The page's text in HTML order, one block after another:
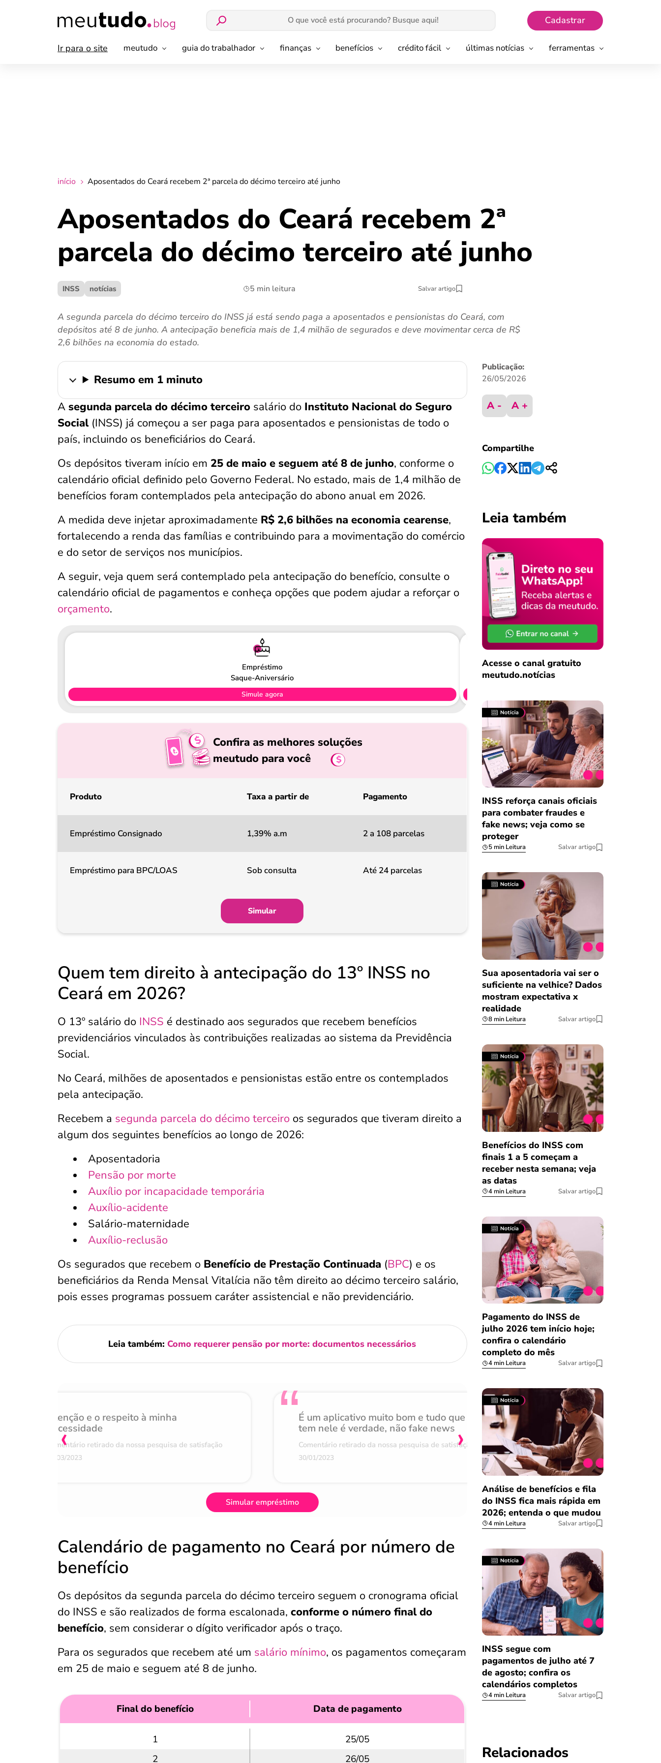
Cadastrar
Ir para o site meutudo guia do trabalhador finanças benefícios crédito fácil últimas notícias ferramentas
início Aposentados do Ceará recebem 2ª parcela do décimo terceiro até junho
Aposentados do Ceará recebem 2ª
parcela do décimo terceiro até junho
INSS notícias 5 min leitura Salvar artigo
A segunda parcela do décimo terceiro do INSS já está sendo paga a aposentados e pensionistas do Ceará, com
depósitos até 8 de junho. A antecipação beneficia mais de 1,4 milhão de segurados e deve movimentar cerca de R$
2,6 bilhões na economia do estado.
Resumo em 1 minuto
A segunda parcela do décimo terceiro salário do Instituto Nacional do Seguro
Social (INSS) já começou a ser paga para aposentados e pensionistas de todo o
país, incluindo os beneficiários do Ceará.
Os depósitos tiveram início em 25 de maio e seguem até 8 de junho, conforme o
calendário oficial definido pelo Governo Federal. No estado, mais de 1,4 milhão de
benefícios foram contemplados pela antecipação do abono anual em 2026.
A medida deve injetar aproximadamente R$ 2,6 bilhões na economia cearense,
fortalecendo a renda das famílias e contribuindo para a movimentação do comércio
e do setor de serviços nos municípios.
A seguir, veja quem será contemplado pela antecipação do benefício, consulte o
calendário oficial de pagamentos e conheça opções que podem ajudar a reforçar o
orçamento.
Empréstimo
Saque-Aniversário
Simule agora
Confira as melhores soluções
meutudo para você
Produto Taxa a partir de Pagamento
Empréstimo Consignado 1,39% a.m 2 a 108 parcelas
Empréstimo para BPC/LOAS Sob consulta Até 24 parcelas
Simular
Quem tem direito à antecipação do 13º INSS no
Ceará em 2026?
O 13º salário do INSS é destinado aos segurados que recebem benefícios
previdenciários vinculados às contribuições realizadas ao sistema da Previdência
Social.
No Ceará, milhões de aposentados e pensionistas estão entre os contemplados
pela antecipação.
Recebem a segunda parcela do décimo terceiro os segurados que tiveram direito a
algum dos seguintes benefícios ao longo de 2026:
Aposentadoria
Pensão por morte
Auxílio por incapacidade temporária
Auxílio-acidente
Salário-maternidade
Auxílio-reclusão
Os segurados que recebem o Benefício de Prestação Continuada (BPC) e os
beneficiários da Renda Mensal Vitalícia não têm direito ao décimo terceiro salário,
pois esses programas possuem caráter assistencial e não previdenciário.
Leia também: Como requerer pensão por morte: documentos necessários
Atenção e o respeito à minha
necessidade
Comentário retirado da nossa pesquisa de satisfação
07/03/2023
É um aplicativo muito bom e tudo que
tem nele é verdade, não fake news
Comentário retirado da nossa pesquisa de satisfação
30/01/2023
Achei muito rápido,
burocracia
Comentário retirado da nossa
08/03/2023
‹ ›
Simular empréstimo
Calendário de pagamento no Ceará por número de
benefício
Os depósitos da segunda parcela do décimo terceiro seguem o cronograma oficial
do INSS e são realizados de forma escalonada, conforme o número final do
benefício, sem considerar o dígito verificador após o traço.
Para os segurados que recebem até um salário mínimo, os pagamentos começaram
em 25 de maio e seguem até 8 de junho.
Final do benefício Data de pagamento
1
25/05
2
26/05
Salvar Ferramenta
Publicação:
26/05/2026
A - A +
Compartilhe
Leia também
Acesse o canal gratuito
meutudo.notícias
INSS reforça canais oficiais
para combater fraudes e
fake news; veja como se
proteger
5 min Leitura Salvar artigo
Sua aposentadoria vai ser o
suficiente na velhice? Dados
mostram expectativa x
realidade
8 min Leitura Salvar artigo
Benefícios do INSS com
finais 1 a 5 começam a
receber nesta semana; veja
as datas
4 min Leitura Salvar artigo
Pagamento do INSS de
julho 2026 tem início hoje;
confira o calendário
completo do mês
4 min Leitura Salvar artigo
Análise de benefícios e fila
do INSS fica mais rápida em
2026; entenda o que mudou
4 min Leitura Salvar artigo
INSS segue com
pagamentos de julho até 7
de agosto; confira os
calendários completos
4 min Leitura Salvar artigo
Relacionados